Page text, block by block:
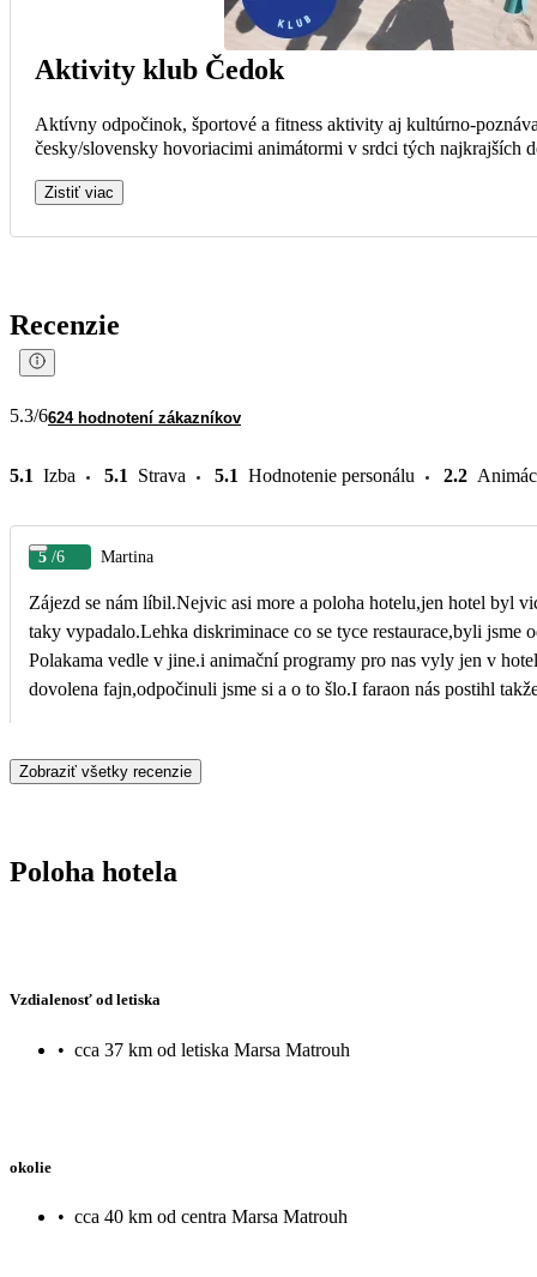
Aktivity klub Čedok
Aktívny odpočinok, športové a fitness aktivity aj kultúrno-
česky/slovensky hovoriacimi animátormi v srdci tých najkrajších
Zistiť viac
Recenzie
5.3/6624 hodnotení zákazníkov
5.1 Izba 5.1 Strava 5.1 Hodnotenie personálu 2.2
5 /6 Martina
Zájezd se nám líbil.Nejvic asi more a poloha hotelu,jen hotel byl
taky vypadalo.Lehka diskriminace co se tyce restaurace,byli jsme
Polakama vedle v jine.i animační programy pro nas vyly jen v
dovolena fajn,odpočinuli jsme si a o to šlo.I faraon nás postihl
Zobraziť všetky recenzie
Poloha hotela
Vzdialenosť od letiska
• cca 37 km od letiska Marsa Matrouh
okolie
• cca 40 km od centra Marsa Matrouh